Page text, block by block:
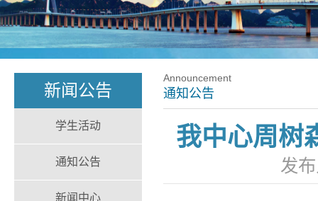
新闻公告
学生活动
通知公告
新闻中心
Announcement
通知公告
我中心周树
发